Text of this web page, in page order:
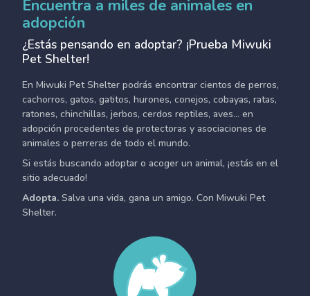
Encuentra a miles de animales en
adopción
¿Estás pensando en adoptar? ¡Prueba Miwuki
Pet Shelter!
En Miwuki Pet Shelter podrás encontrar cientos de perros,
cachorros, gatos, gatitos, hurones, conejos, cobayas, ratas,
ratones, chinchillas, jerbos, cerdos reptiles, aves... en
adopción procedentes de protectoras y asociaciones de
animales o perreras de todo el mundo.
Si estás buscando adoptar o acoger un animal, ¡estás en el
sitio adecuado!
Adopta. Salva una vida, gana un amigo. Con Miwuki Pet
Shelter.